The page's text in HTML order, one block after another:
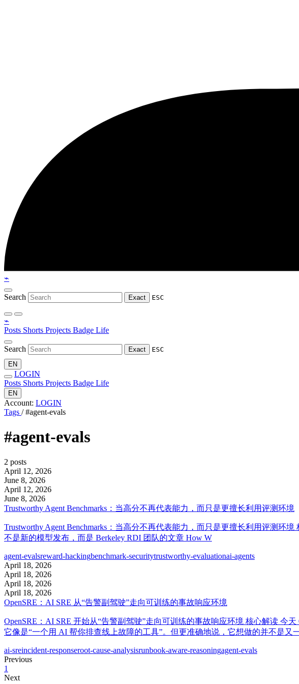
⌁
Search Exact ESC
⌁
Posts Shorts Projects Badge Life
Search Exact
ESC
EN
LOGIN
Posts Shorts Projects Badge Life
EN
Account: LOGIN
Tags / #agent-evals
#agent-evals
2 posts
April 12, 2026
June 8, 2026
April 12, 2026
June 8, 2026
Trustworthy Agent Benchmarks：当高分不再代表能力，而只是更擅长利用评测环境
Trustworthy Agent Benchmarks：当高分不再代表能力，而只是更擅长利用评测环
不是新的模型发布，而是 Berkeley RDI 团队的文章 How W
agent-evalsreward-hackingbenchmark-securitytrustworthy-evaluationai-agents
April 18, 2026
April 18, 2026
April 18, 2026
April 18, 2026
OpenSRE：AI SRE 从“告警副驾驶”走向可训练的事故响应环境
OpenSRE：AI SRE 开始从“告警副驾驶”走向可训练的事故响应环境 核心解读 今
它像是“一个用 AI 帮你排查线上故障的工具”。但更准确地说，它想做的并不是又
ai-sreincident-responseroot-cause-analysisrunbook-aware-reasoningagent-evals
Previous
1
Next